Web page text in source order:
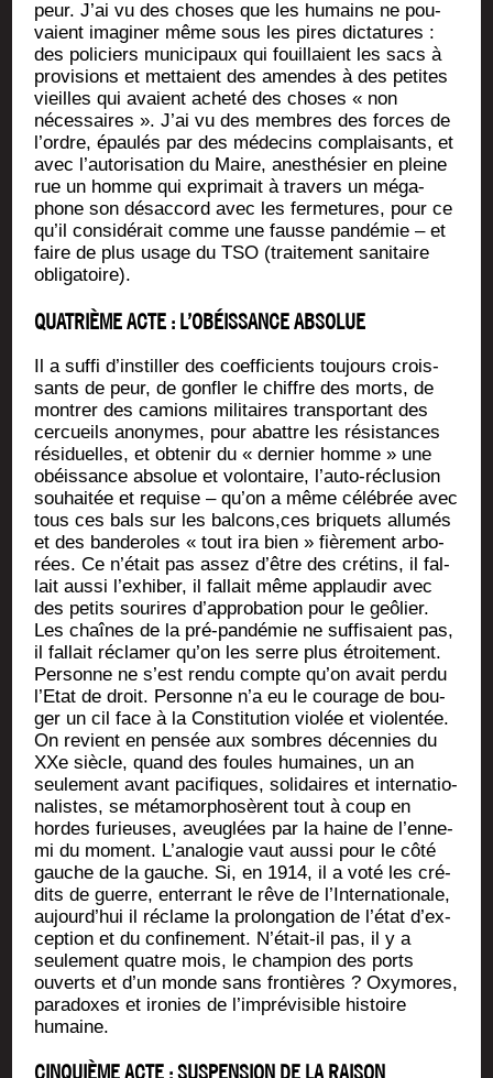
peur. J’ai vu des choses que les humains ne pou­
vaient ima­gi­ner même sous les pires dic­ta­tures :
des poli­ciers muni­ci­paux qui fouillaient les sacs à
pro­vi­sions et met­taient des amendes à des petites
vieilles qui avaient ache­té des choses « non
néces­saires ». J’ai vu des membres des forces de
l’ordre, épau­lés par des méde­cins com­plai­sants, et
avec l’au­to­ri­sa­tion du Maire, anes­thé­sier en pleine
rue un homme qui expri­mait à tra­vers un méga­
phone son désac­cord avec les fer­me­tures, pour ce
qu’il consi­dé­rait comme une fausse pan­dé­mie – et
faire de plus usage du TSO (trai­te­ment sani­taire
obligatoire).
QUATRIÈME ACTE : L’OBÉISSANCE ABSOLUE
Il a suf­fi d’ins­til­ler des coef­fi­cients tou­jours crois­
sants de peur, de gon­fler le chiffre des morts, de
mon­trer des camions mili­taires trans­por­tant des
cer­cueils ano­nymes, pour abattre les résis­tances
rési­duelles, et obte­nir du « der­nier homme » une
obéis­sance abso­lue et volon­taire, l’au­to-réclu­sion
sou­hai­tée et requise – qu’on a même célé­brée avec
tous ces bals sur les balcons,ces bri­quets allu­més
et des ban­de­roles « tout ira bien » fiè­re­ment arbo­
rées. Ce n’é­tait pas assez d’être des cré­tins, il fal­
lait aus­si l’ex­hi­ber, il fal­lait même applau­dir avec
des petits sou­rires d’ap­pro­ba­tion pour le geô­lier.
Les chaînes de la pré-pan­dé­mie ne suf­fi­saient pas,
il fal­lait récla­mer qu’on les serre plus étroi­te­ment.
Per­sonne ne s’est ren­du compte qu’on avait per­du
l’E­tat de droit. Per­sonne n’a eu le cou­rage de bou­
ger un cil face à la Consti­tu­tion vio­lée et vio­len­tée.
On revient en pen­sée aux sombres décen­nies du
XXe siècle, quand des foules humaines, un an
seule­ment avant paci­fiques, soli­daires et inter­na­tio­
na­listes, se méta­mor­pho­sèrent tout à coup en
hordes furieuses, aveu­glées par la haine de l’en­ne­
mi du moment. L’a­na­lo­gie vaut aus­si pour le côté
gauche de la gauche. Si, en 1914, il a voté les cré­
dits de guerre, enter­rant le rêve de l’In­ter­na­tio­nale,
aujourd’­hui il réclame la pro­lon­ga­tion de l’é­tat d’ex­
cep­tion et du confi­ne­ment. N’é­tait-il pas, il y a
seule­ment quatre mois, le cham­pion des ports
ouverts et d’un monde sans fron­tières ? Oxy­mores,
para­doxes et iro­nies de l’im­pré­vi­sible his­toire
humaine.
CINQUIÈME ACTE : SUSPENSION DE LA RAISON